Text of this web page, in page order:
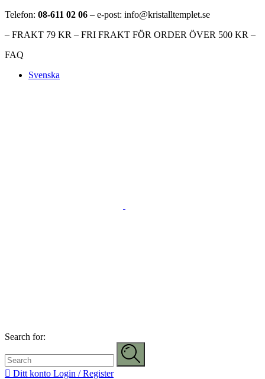
Telefon: 08-611 02 06 – e-post: info@kristalltemplet.se
– FRAKT 79 KR – FRI FRAKT FÖR ORDER ÖVER 500 KR –
FAQ
Svenska
Search for:
Ditt konto Login / Register